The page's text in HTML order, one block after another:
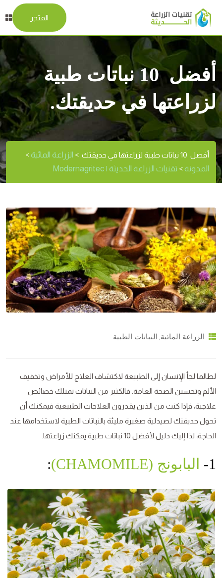
المتجر
أفضل 10 نباتات طبية
لزراعتها في حديقتك.
أفضل 10 نباتات طبية لزراعتها في حديقتك. > الزراعة المائية>
المدونة> تقنيات الزراعة الحديثة | Modernagritec
الزراعة المائية النباتات الطبية
لطالما لجأ الإنسان إلى الطبيعة لاكتشاف العلاج للأمراض وتخفيف
الألم وتحسين الصحة العامة. فالكثير من النباتات تمتلك خصائص
علاجية، فإذا كنت من الذين يقدرون العلاجات الطبيعية فيمكنك أن
تحول حديقتك لصيدلية صغيرة مليئة بالنباتات الطبية لاستخدامها عند
الحاجة، لذا إليك دليل لأفضل 10 نباتات طبية يمكنك زراعتها.
1- البابونج (CHAMOMILE) :